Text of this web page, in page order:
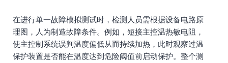
在进行单一故障模拟测试时，检测人员需根据设备电路原
理图，人为制造故障条件。例如，短接主控温热敏电阻，
使主控制系统误判温度偏低从而持续加热，此时观察过温
保护装置是否能在温度达到危险阈值前启动保护。整个测